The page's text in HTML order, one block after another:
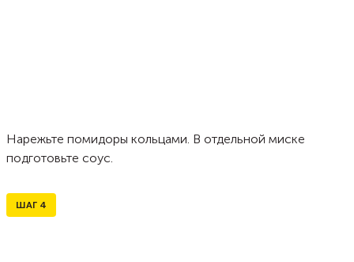
Нарежьте помидоры кольцами. В отдельной миске
подготовьте соус.
ШАГ 4